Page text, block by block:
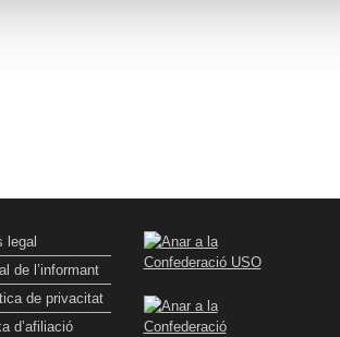
legal
de l’informant
de privacitat
d’afiliació